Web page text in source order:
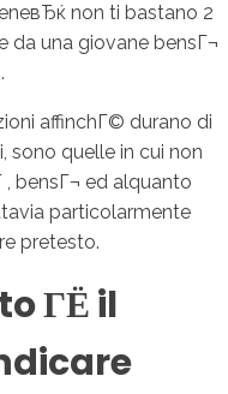
non ti bastano 2
da una giovane bensГ¬
affinchГ© durano di
sono quelle in cui non
bensГ¬ ed alquanto
particolarmente
pretesto.
ГЁ il